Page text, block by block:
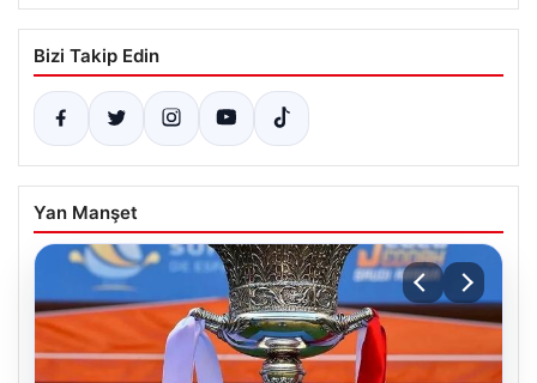
Bizi Takip Edin
Yan Manşet